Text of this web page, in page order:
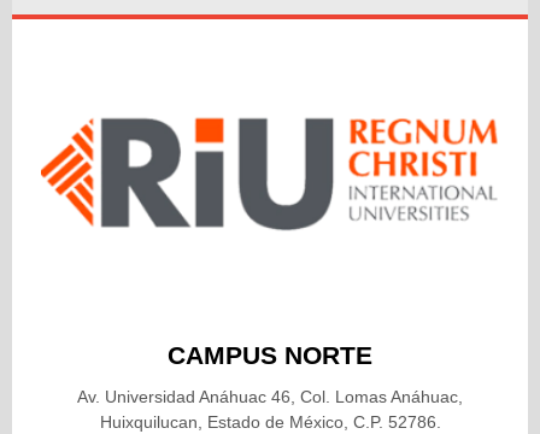
CAMPUS NORTE
Av. Universidad Anáhuac 46, Col. Lomas Anáhuac,
Huixquilucan, Estado de México, C.P. 52786.